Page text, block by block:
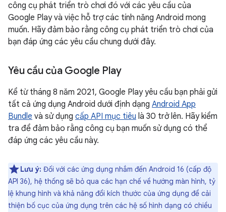
công cụ phát triển trò chơi đó với các yêu cầu của
Google Play và việc hỗ trợ các tính năng Android mong
muốn. Hãy đảm bảo rằng công cụ phát triển trò chơi của
bạn đáp ứng các yêu cầu chung dưới đây.
Yêu cầu của Google Play
Kể từ tháng 8 năm 2021, Google Play yêu cầu bạn phải gửi
tất cả ứng dụng Android dưới định dạng Android App
Bundle và sử dụng cấp API mục tiêu là 30 trở lên. Hãy kiểm
tra để đảm bảo rằng công cụ bạn muốn sử dụng có thể
đáp ứng các yêu cầu này.
Lưu ý: Đối với các ứng dụng nhắm đến Android 16 (cấp độ
API 36), hệ thống sẽ bỏ qua các hạn chế về hướng màn hình, tỷ
lệ khung hình và khả năng đổi kích thước của ứng dụng để cải
thiện bố cục của ứng dụng trên các hệ số hình dạng có chiều